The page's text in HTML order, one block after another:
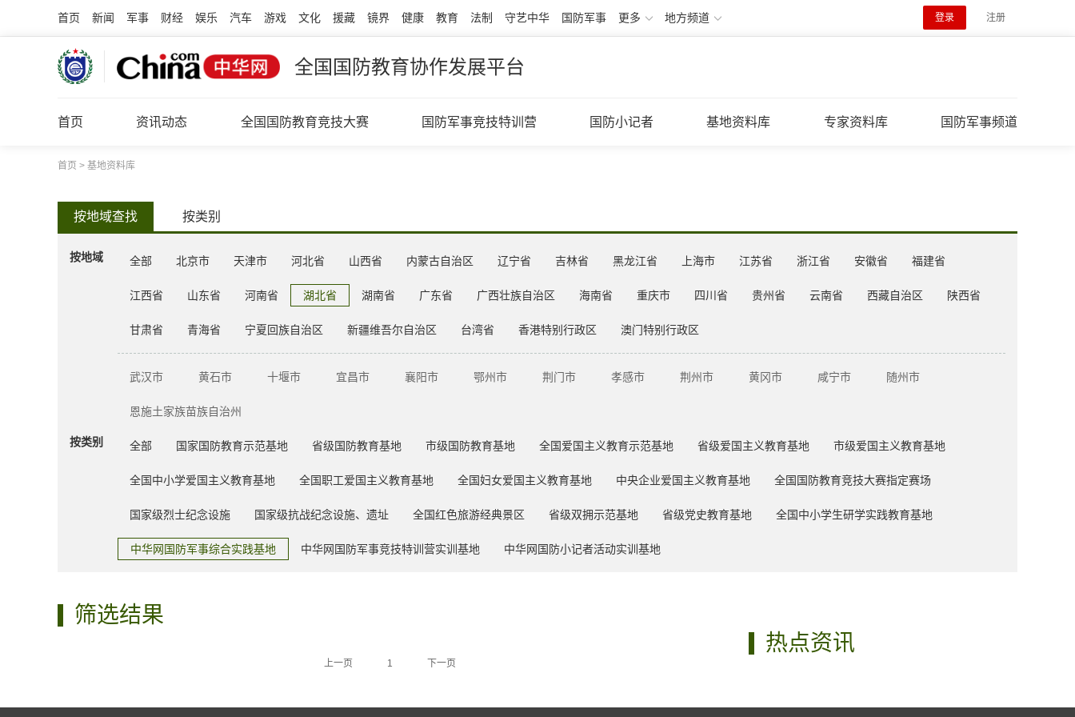
首页 新闻 军事 财经 娱乐 汽车 游戏 文化 援藏 镜界 健康 教育 法制 守艺中华 国防军事 更多 地方频道 登录 注册
全国国防教育协作发展平台
首页 资讯动态 全国国防教育竞技大赛 国防军事竞技特训营 国防小记者 基地资料库 专家资料库 国防军事频道
首页 > 基地资料库
按地域查找 按类别
按地域 全部 北京市 天津市 河北省 山西省 内蒙古自治区 辽宁省 吉林省 黑龙江省 上海市 江苏省 浙江省 安徽省 福建省
江西省 山东省 河南省 湖北省 湖南省 广东省 广西壮族自治区 海南省 重庆市 四川省 贵州省 云南省 西藏自治区 陕西省
甘肃省 青海省 宁夏回族自治区 新疆维吾尔自治区 台湾省 香港特别行政区 澳门特别行政区
武汉市 黄石市 十堰市 宜昌市 襄阳市 鄂州市 荆门市 孝感市 荆州市 黄冈市 咸宁市 随州市
恩施土家族苗族自治州
按类别 全部 国家国防教育示范基地 省级国防教育基地 市级国防教育基地 全国爱国主义教育示范基地 省级爱国主义教育基地 市级爱国主义教育基地
全国中小学爱国主义教育基地 全国职工爱国主义教育基地 全国妇女爱国主义教育基地 中央企业爱国主义教育基地 全国国防教育竞技大赛指定赛场
国家级烈士纪念设施 国家级抗战纪念设施、遗址 全国红色旅游经典景区 省级双拥示范基地 省级党史教育基地 全国中小学生研学实践教育基地
中华网国防军事综合实践基地 中华网国防军事竞技特训营实训基地 中华网国防小记者活动实训基地
筛选结果
上一页 1 下一页
热点资讯